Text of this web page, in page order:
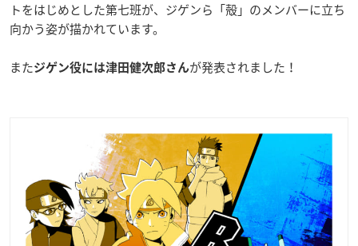
トをはじめとした第七班が、ジゲンら「殻」のメンバーに立ち
向かう姿が描かれています。
またジゲン役には津田健次郎さんが発表されました！